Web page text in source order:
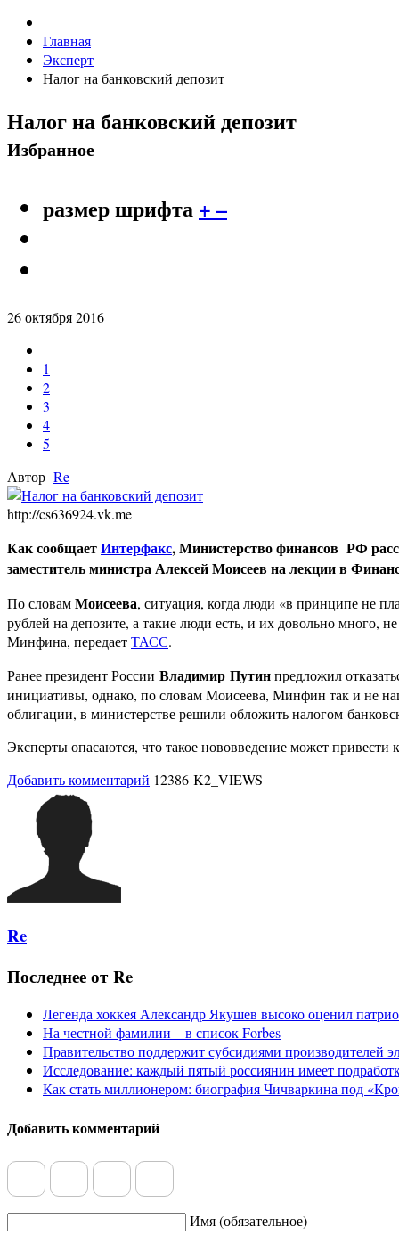
Главная
Эксперт
Налог на банковский депозит
Налог на банковский депозит
Избранное
размер шрифта + –
26 октября 2016
1
2
3
4
5
Автор Re
http://cs636924.vk.me
Как сообщаетИнтерфакс, Министерство финансов РФ
заместитель министра Алексей Моисеев на лекции в
По словамМоисеева, ситуация, когда люди «в принципе не
рублей на депозите, а такие люди есть, и их довольно много,
Минфина, передаетТАСС.
Ранее президент России Владимир Путинпредложил
инициативы, однако, по словам Моисеева, Минфин так и не
облигации, в министерстве решили обложить налогом
Эксперты опасаются, что такое нововведение может
Добавить комментарий 12386 K2_VIEWS
Re
Последнее от Re
Легенда хоккея Александр Якушев высоко оценил
На честной фамилии – в список Forbes
Правительство поддержит субсидиями производителей
Исследование: каждый пятый россиянин имеет
Как стать миллионером: биография Чичваркина под
Добавить комментарий
Имя (обязательное)